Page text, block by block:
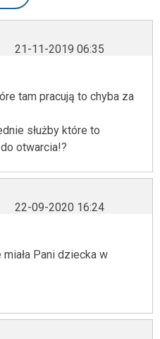
21-11-2019 06:35
tam pracują to chyba za
służby które to
otwarcia!?
22-09-2020 16:24
Pani dziecka w